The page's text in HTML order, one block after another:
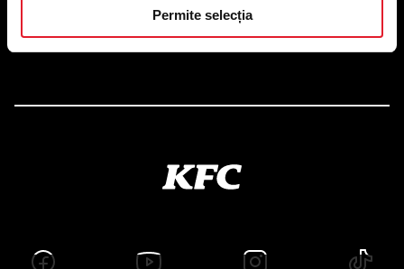
Permite selecția
Autorizații și avize